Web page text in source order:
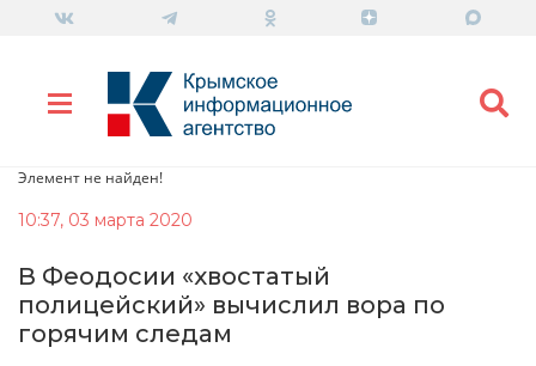
Элемент не найден!
10:37, 03 марта 2020
В Феодосии «хвостатый
полицейский» вычислил вора по
горячим следам